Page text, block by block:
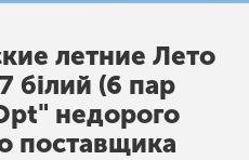
летние Лето
білий (6 пар
недорого
поставщика